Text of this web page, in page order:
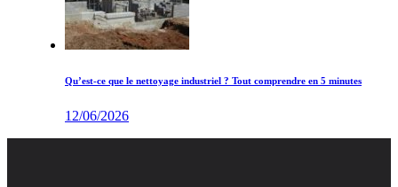
Qu’est-ce que le nettoyage industriel ? Tout comprendre en 5 minutes
12/06/2026